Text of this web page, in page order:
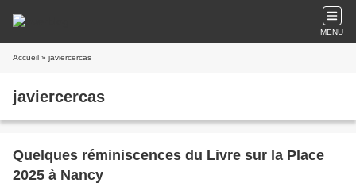
MENU
Accueil » javiercercas
javiercercas
Quelques réminiscences du Livre sur la Place
2025 à Nancy